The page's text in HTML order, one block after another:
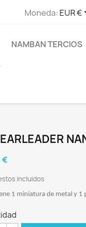
Moneda: EUR €
NAMBAN TERCIOS
€
incluidos
1 miniatura de metal y 1